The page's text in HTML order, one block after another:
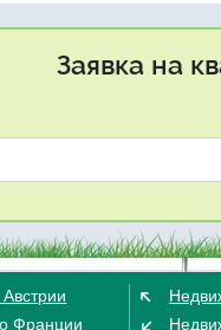
Заявка на
Франции